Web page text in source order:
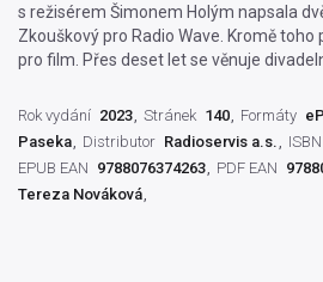
s režisérem Šimonem Holým napsala
Zkouškový pro Radio Wave. Kromě
pro film. Přes deset let se věnuje
Rok vydání 2023 Stránek 140 Formáty
Paseka
Distributor Radioservis a.s. ISBN
EPUB EAN 9788076374263 PDF EAN
Tereza Nováková